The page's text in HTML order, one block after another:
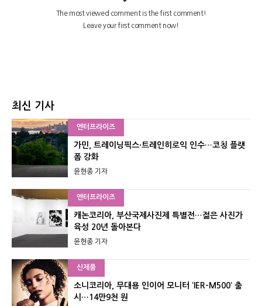
최신 기사
엔터프라이즈
가민, 트레이닝픽스·트레인히로익 인수…코칭 플랫
폼 강화
윤현종 기자
엔터프라이즈
캐논코리아, 부산국제사진제 특별전…젊은 사진가
육성 20년 돌아본다
윤현종 기자
신제품
소니코리아, 무대용 인이어 모니터 ‘IER-M500’ 출
시…14만9천 원